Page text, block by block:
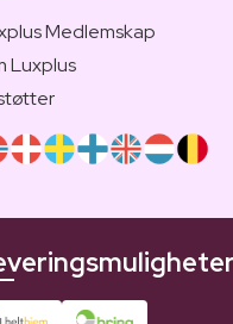
Medlemskap
Luxplus